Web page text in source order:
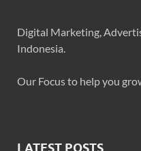
Digital Marketing,
Indonesia.
Our Focus to help you